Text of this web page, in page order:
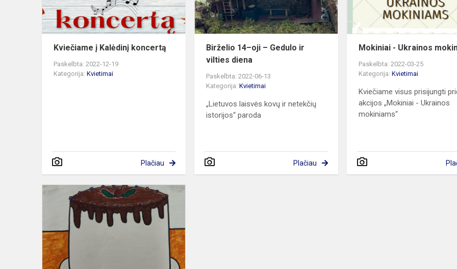
Kviečiame į Kalėdinį koncertą
Paskelbta: 2022-12-19
Kategorija: Kvietimai
Plačiau
ir
vilties
diena
Birželio 14–oji – Gedulo ir
vilties diena
Paskelbta: 2022-06-13
Kategorija:Kvietimai
„Lietuvos laisvės kovų ir netekčių
istorijos“ paroda
Plačiau
Mokiniai - Ukrainos
Paskelbta: 2022-03-25
Kategorija:Kvietimai
Kviečiame visus prisijungti
akcijos „Mokiniai - Ukrainos
mokiniams“